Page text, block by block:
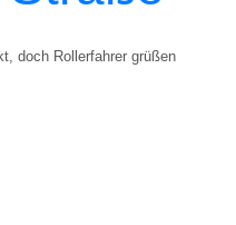
doch Rollerfahrer grüßen